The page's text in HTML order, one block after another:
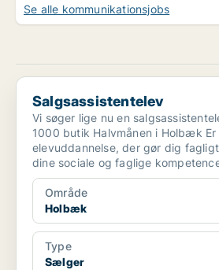
Se alle kommunikationsjobs
Salgsassistentelev
Salgsassistentelev
Vi søger lige nu en
1000 butik Halvmånen i Holbæk Er
elevuddannelse, der gør dig
dine sociale og faglige
Område
Holbæk
Type
Sælger